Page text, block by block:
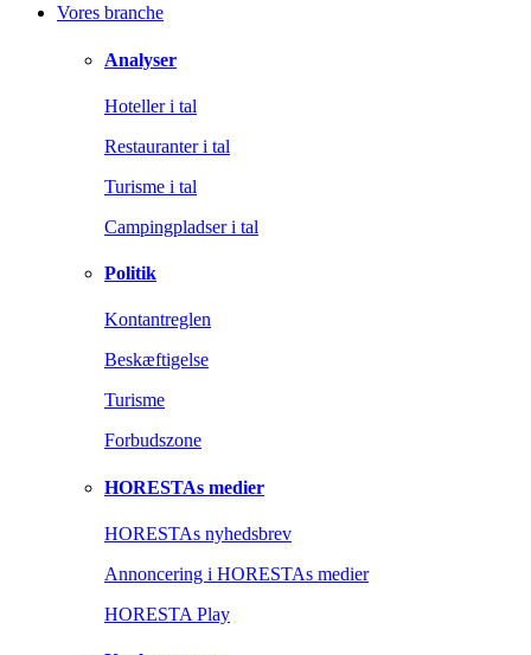
Vores branche
Analyser
Hoteller i tal
Restauranter i tal
Turisme i tal
Campingpladser i tal
Politik
Kontantreglen
Beskæftigelse
Turisme
Forbudszone
HORESTAs medier
HORESTAs nyhedsbrev
Annoncering i HORESTAs medier
HORESTA Play